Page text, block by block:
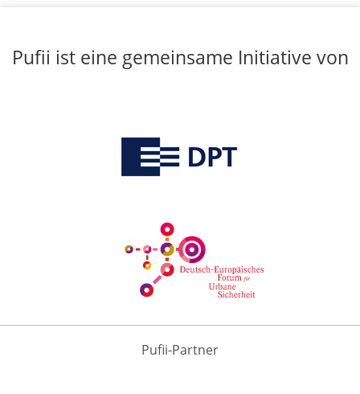
Pufii ist eine gemeinsame Initiative von
Pufii-Partner